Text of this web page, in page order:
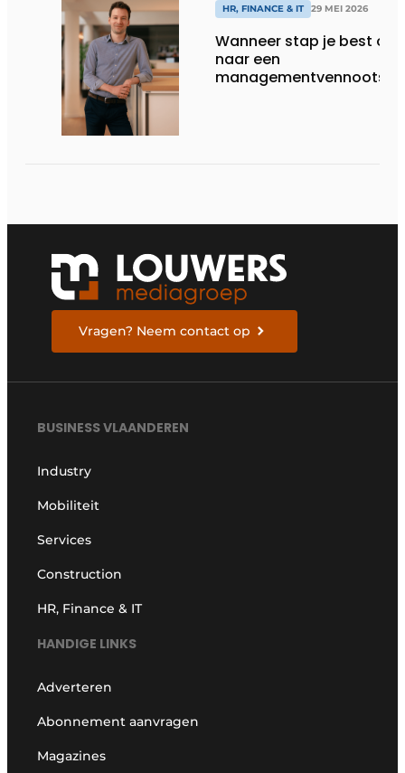
HR, FINANCE & IT 29 MEI 2026
Wanneer stap je best
naar een
Vragen? Neem contact op
BUSINESS VLAANDEREN
Industry
Mobiliteit
Services
Construction
HR, Finance & IT
HANDIGE LINKS
Adverteren
Abonnement aanvragen
Magazines